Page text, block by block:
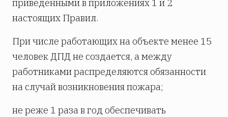
приведенными в приложениях 1 и 2
настоящих Правил.
При числе работающих на объекте менее 15
человек ДПД не создается, а между
работниками распределяются обязанности
на случай возникновения пожара;
не реже 1 раза в год обеспечивать